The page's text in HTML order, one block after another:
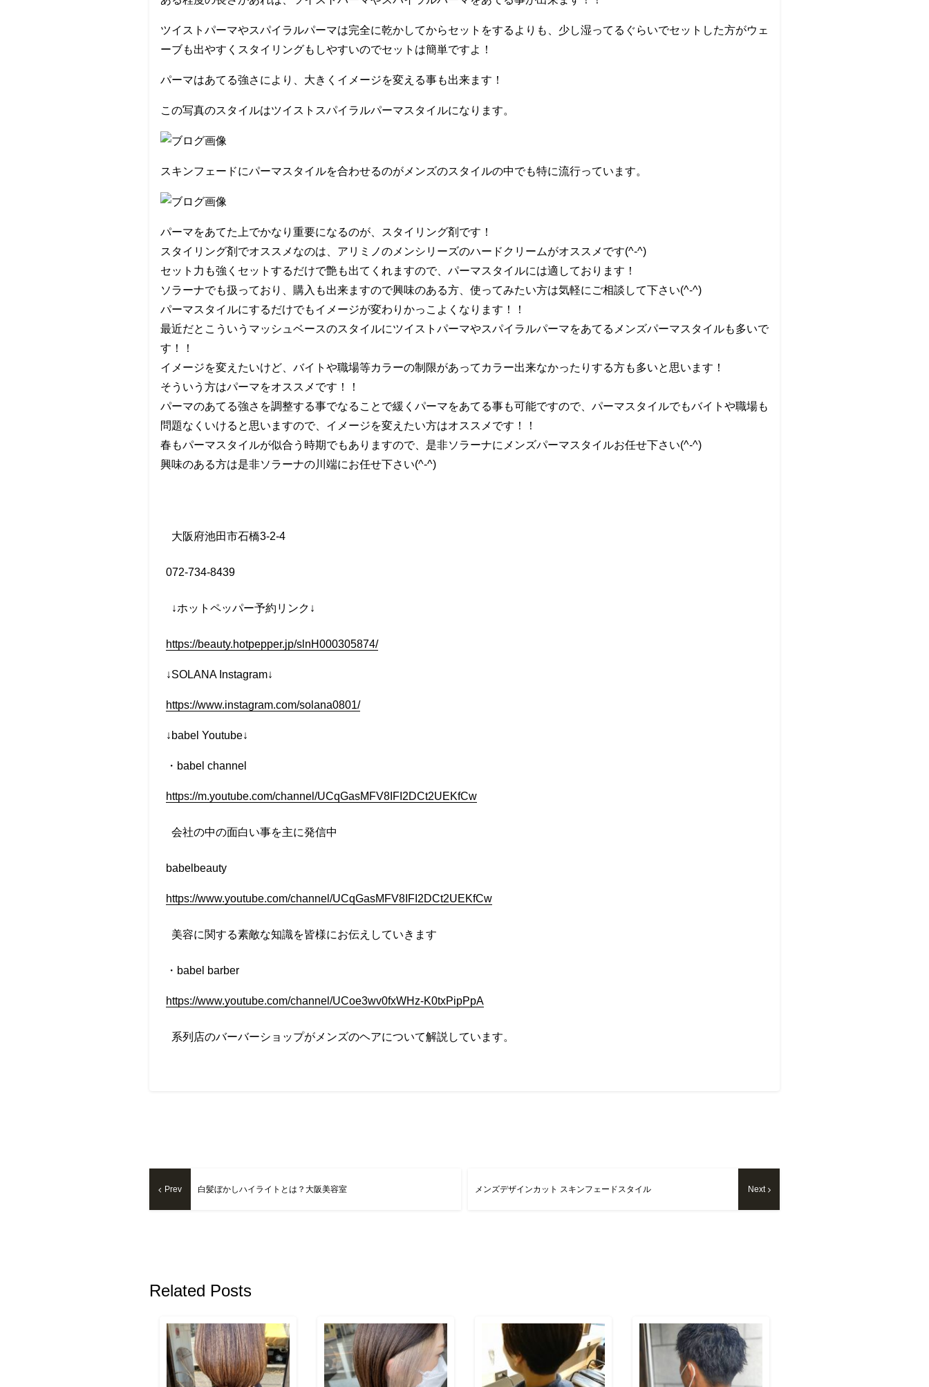
ツイストパーマやスパイラルパーマは完全に乾かしてからセットをするよりも、少し湿ってるぐらいでセットした方がウェ
ーブも出やすくスタイリングもしやすいのでセットは簡単ですよ！
パーマはあてる強さにより、大きくイメージを変える事も出来ます！
この写真のスタイルはツイストスパイラルパーマスタイルになります。
スキンフェードにパーマスタイルを合わせるのがメンズのスタイルの中でも特に流行っています。
パーマをあてた上でかなり重要になるのが、スタイリング剤です！
スタイリング剤でオススメなのは、アリミノのメンシリーズのハードクリームがオススメです(^-^)
セット力も強くセットするだけで艶も出てくれますので、パーマスタイルには適しております！
ソラーナでも扱っており、購入も出来ますので興味のある方、使ってみたい方は気軽にご相談して下さい(^-^)
パーマスタイルにするだけでもイメージが変わりかっこよくなります！！
最近だとこういうマッシュベースのスタイルにツイストパーマやスパイラルパーマをあてるメンズパーマスタイルも多いで
す！！
イメージを変えたいけど、バイトや職場等カラーの制限があってカラー出来なかったりする方も多いと思います！
そういう方はパーマをオススメです！！
パーマのあてる強さを調整する事でなることで緩くパーマをあてる事も可能ですので、パーマスタイルでもバイトや職場も
問題なくいけると思いますので、イメージを変えたい方はオススメです！！
春もパーマスタイルが似合う時期でもありますので、是非ソラーナにメンズパーマスタイルお任せ下さい(^-^)
興味のある方は是非ソラーナの川端にお任せ下さい(^-^)
大阪府池田市石橋3-2-4
072-734-8439
↓ホットペッパー予約リンク ↓
https://beauty.hotpepper.jp/slnH000305874/
↓SOLANA Instagram↓
https://www.instagram.com/solana0801/
↓babel Youtube↓
・ babel channel
https://m.youtube.com/channel/UCqGasMFV8IFI2DCt2UEKfCw
会社の中の面白い事を主に発信中
babelbeauty
https://www.youtube.com/channel/UCqGasMFV8IFI2DCt2UEKfCw
美容に関する素敵な知識を皆様にお伝えしていきます
・ babel barber
https://www.youtube.com/channel/UCoe3wv0fxWHz-K0txPipPpA
系列店のバーバーショップがメンズのヘアについて解説しています。
Prev 白髪ぼかしハイライトとは？大阪美容室 Next
メンズデザインカット スキンフェードスタイル
Related Posts